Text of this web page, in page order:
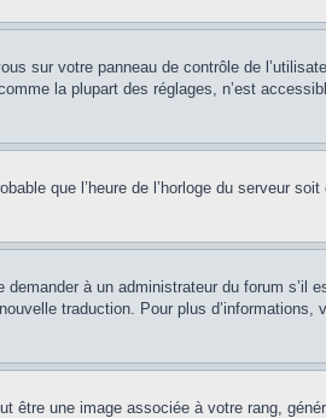
sur votre panneau de contrôle de
la plupart des réglages, n’est
que l’heure de l’horloge du serveur
à un administrateur du forum s’il
traduction. Pour plus d’informations,
être une image associée à votre rang,